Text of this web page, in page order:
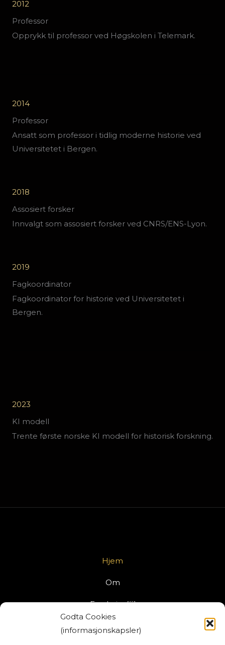
Godta Cookies
(informasjonskapsler)
2012
Professor
Opprykk til professor ved Høgskolen i Telemark.
2014
Professor
Ansatt som professor i tidlig moderne historie ved
Universitetet i Bergen.
2018
Assosiert forsker
Innvalgt som assosiert forsker ved CNRS/ENS-Lyon.
2019
Fagkoordinator
Fagkoordinator for historie ved Universitetet i
Bergen.
2023
KI modell
Trente første norske KI modell for historisk forskning.
Hjem
Om
Forskning￼
Nordiske folk (NoFo)